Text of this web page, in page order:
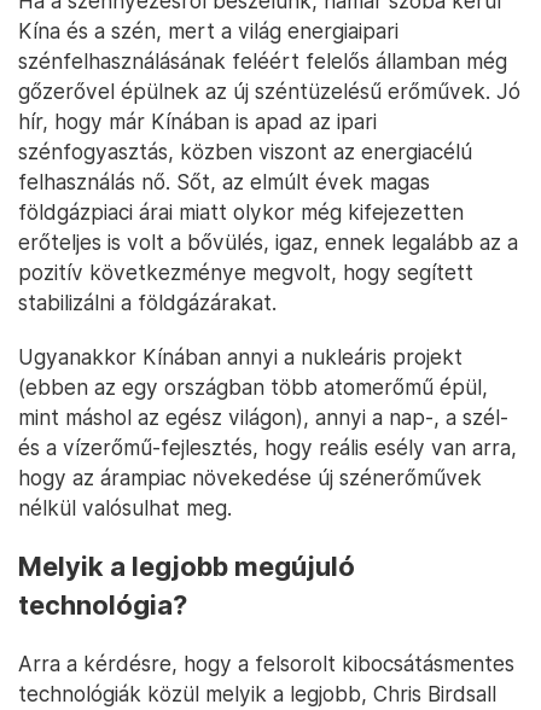
Kína és a szén, mert a világ energiaipari
szénfelhasználásának feléért felelős államban még
gőzerővel épülnek az új széntüzelésű erőművek. Jó
hír, hogy már Kínában is apad az ipari
szénfogyasztás, közben viszont az energiacélú
felhasználás nő. Sőt, az elmúlt évek magas
földgázpiaci árai miatt olykor még kifejezetten
erőteljes is volt a bővülés, igaz, ennek legalább az a
pozitív következménye megvolt, hogy segített
stabilizálni a földgázárakat.
Ugyanakkor Kínában annyi a nukleáris projekt
(ebben az egy országban több atomerőmű épül,
mint máshol az egész világon), annyi a nap-, a szél-
és a vízerőmű-fejlesztés, hogy reális esély van arra,
hogy az árampiac növekedése új szénerőművek
nélkül valósulhat meg.
Melyik a legjobb megújuló
technológia?
Arra a kérdésre, hogy a felsorolt kibocsátásmentes
technológiák közül melyik a legjobb, Chris Birdsall